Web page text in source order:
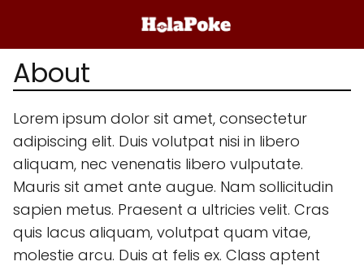
About
Lorem ipsum dolor sit amet, consectetur
adipiscing elit. Duis volutpat nisi in libero
aliquam, nec venenatis libero vulputate.
Mauris sit amet ante augue. Nam sollicitudin
sapien metus. Praesent a ultricies velit. Cras
quis lacus aliquam, volutpat quam vitae,
molestie arcu. Duis at felis ex. Class aptent